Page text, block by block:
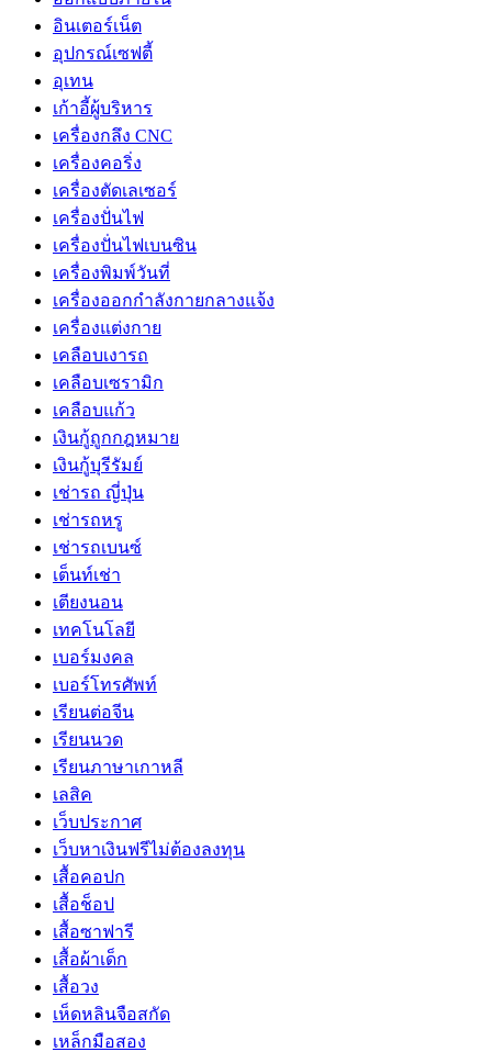
อินเตอร์เน็ต
อุปกรณ์เซฟตี้
อุเทน
เก้าอี้ผู้บริหาร
เครื่องกลึง CNC
เครื่องคอริ่ง
เครื่องตัดเลเซอร์
เครื่องปั่นไฟ
เครื่องปั่นไฟเบนซิน
เครื่องพิมพ์วันที่
เครื่องออกกำลังกายกลางแจ้ง
เครื่องแต่งกาย
เคลือบเงารถ
เคลือบเซรามิก
เคลือบแก้ว
เงินกู้ถูกกฎหมาย
เงินกู้บุรีรัมย์
เช่ารถ ญี่ปุ่น
เช่ารถหรู
เช่ารถเบนซ์
เต็นท์เช่า
เตียงนอน
เทคโนโลยี
เบอร์มงคล
เบอร์โทรศัพท์
เรียนต่อจีน
เรียนนวด
เรียนภาษาเกาหลี
เลสิค
เว็บประกาศ
เว็บหาเงินฟรีไม่ต้องลงทุน
เสื้อคอปก
เสื้อช็อป
เสื้อซาฟารี
เสื้อผ้าเด็ก
เสื้อวง
เห็ดหลินจือสกัด
เหล็กมือสอง